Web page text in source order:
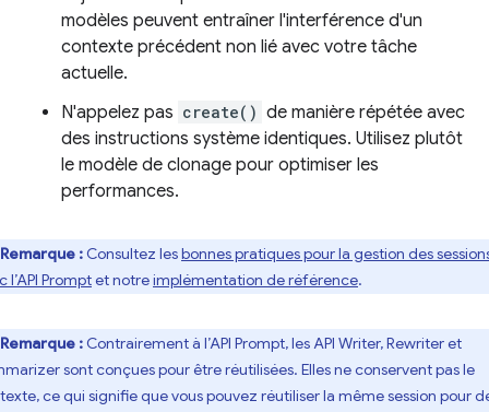
modèles peuvent entraîner l'interférence d'un
contexte précédent non lié avec votre tâche
actuelle.
N'appelez pas create() de manière répétée avec
des instructions système identiques. Utilisez plutôt
le modèle de clonage pour optimiser les
performances.
Remarque : Consultez lesbonnes pratiques pour la gestion des
l’API Promptet notreimplémentation de référence.
Remarque : Contrairement à l’API Prompt, les API Writer, Rewriter et
sont conçues pour être réutilisées. Elles ne conservent pas le
ce qui signifie que vous pouvez réutiliser la même session pour